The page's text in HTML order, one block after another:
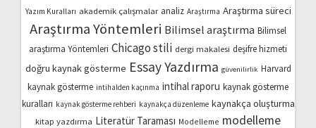
Yazım Kuralları akademik çalışmalar analiz Araştırma Araştırma süreci
Araştırma Yöntemleri Bilimsel araştırma Bilimsel
araştırma Yöntemleri Chicago stili dergi makalesi deşifre hizmeti
doğru kaynak gösterme Essay Yazdırma güvenilirlik Harvard
kaynak gösterme intihalden kaçınma intihal raporu kaynak gösterme
kuralları kaynak gösterme rehberi kaynakça düzenleme kaynakça oluşturma
kitap yazdırma Literatür Taraması Modelleme modelleme